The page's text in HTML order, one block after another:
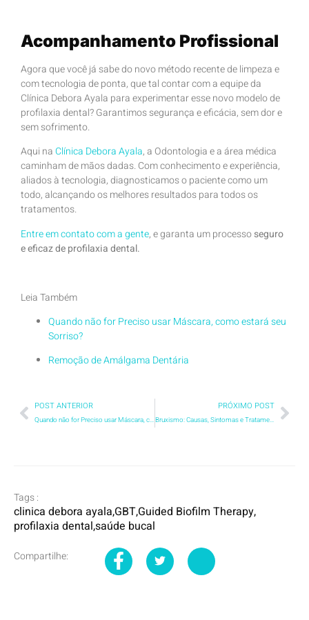
Acompanhamento Profissional
Agora que você já sabe do novo método recente de limpeza e
com tecnologia de ponta, que tal contar com a equipe da
Clínica Debora Ayala para experimentar esse novo modelo de
profilaxia dental? Garantimos segurança e eficácia, sem dor e
sem sofrimento.
Aqui naClínica Debora Ayala, a Odontologia e a área médica
caminham de mãos dadas. Com conhecimento e experiência,
aliados à tecnologia, diagnosticamos o paciente como um
todo, alcançando os melhores resultados para todos os
tratamentos.
Entre em contato com a gente, e garanta um processoseguro
e eficaz de profilaxia dental.
Leia Também
Quando não for Preciso usar Máscara, como estará seu
Sorriso?
Remoção de Amálgama Dentária
POST ANTERIOR
Quando não for Preciso usar Máscara, como estará seu Sorriso?
PRÓXIMO POST
Bruxismo: Causas, Sintomas e Tratamentos Oferecidos Pela Clínica Odontológica de Alto Padrão Debora Ayala
Tags :
clinica debora ayala,GBT,Guided Biofilm Therapy,
profilaxia dental,saúde bucal
Compartilhe: